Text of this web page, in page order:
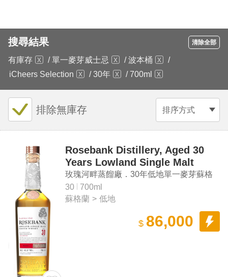
搜尋結果 清除全部
有庫存 / 單一麥芽威士忌 / 波本桶
/
iCheers Selection
/ 30年 / 700ml
排序方式
排除無庫存
Rosebank Distillery, Aged 30
Years Lowland Single Malt
Scotch Whisky Release 1
玫瑰河畔蒸餾廠．30年低地單一麥芽蘇格
蘭威士忌 第一版
30
700ml
蘇格蘭 > 低地
$ 86,000